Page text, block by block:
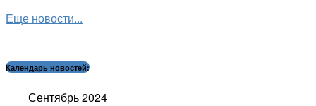
Еще новости...
Календарь новостей:
Сентябрь 2024